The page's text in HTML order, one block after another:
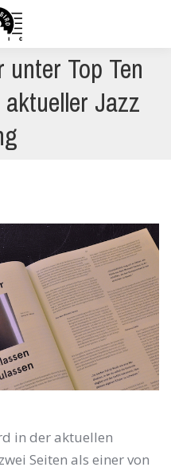
Top Ten
Jazz
in der aktuellen
Seiten als einer von